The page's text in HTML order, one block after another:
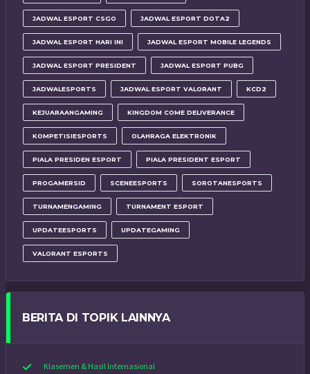
JADWAL ESPORT CSGO JADWAL ESPORT DOTA2
JADWAL ESPORT HARI INI JADWAL ESPORT MOBILE LEGENDS
JADWAL ESPORT PRESIDENT JADWAL ESPORT PUBG
JADWALESPORTS JADWAL ESPORT VALORANT KCD2
KEJUARAANGAMING KINGDOM COME DELIVERANCE
KOMPETISIESPORTS OLAHRAGA ELEKTRONIK
PIALA PRESIDEN ESPORT PIALA PRESIDENT ESPORT
PROGAMERSID SCENEESPORTS SOROTANESPORTS
TURNAMENGAMING TURNAMENT ESPORT
UPDATEESPORTS UPDATEGAMING
VALORANT ESPORTS
BERITA DI TOPIK LAINNYA
Klasemen & Hasil Internasional